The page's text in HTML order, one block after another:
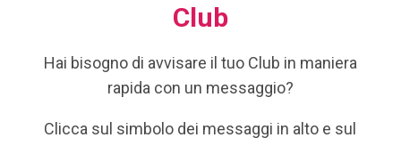
Club
Hai bisogno di avvisare il tuo Club in maniera
rapida con un messaggio?
Clicca sul simbolo dei messaggi in alto e sul